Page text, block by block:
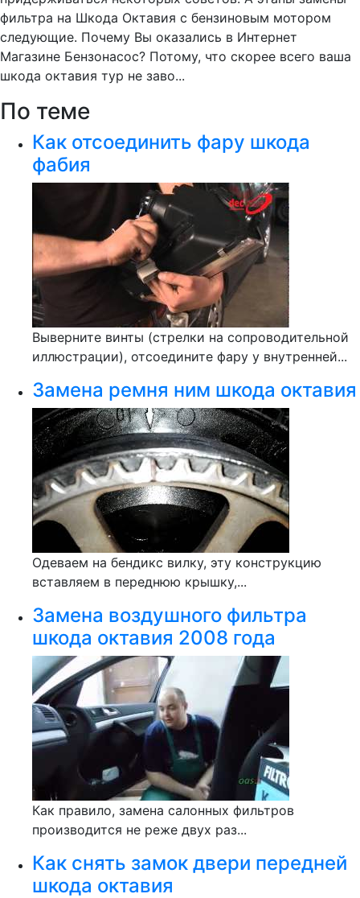
фильтра на Шкода Октавия с бензиновым мотором
следующие. Почему Вы оказались в Интернет
Магазине Бензонасос? Потому, что скорее всего ваша
шкода октавия тур не заво...
По теме
Как отсоединить фару шкода
фабия
Выверните винты (стрелки на сопроводительной
иллюстрации), отсоедините фару у внутренней...
Замена ремня ним шкода октавия
Одеваем на бендикс вилку, эту конструкцию
вставляем в переднюю крышку,...
Замена воздушного фильтра
шкода октавия 2008 года
Как правило, замена салонных фильтров
производится не реже двух раз...
Как снять замок двери передней
шкода октавия